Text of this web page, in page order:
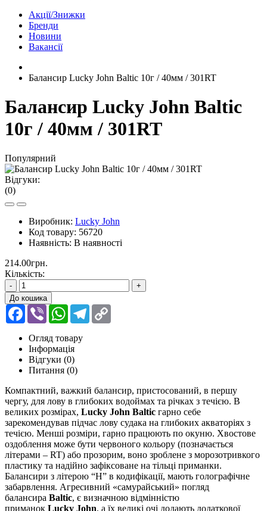
Акції/Знижки
Бренди
Новини
Вакансії
Балансир Lucky John Baltic 10г / 40мм / 301RT
Балансир Lucky John Baltic
10г / 40мм / 301RT
Популярний
Відгуки:
(0)
Виробник: Lucky John
Код товару: 56720
Наявність: В наявності
214.00грн.
Кількість:
-
+
До кошика
Facebook
Viber WhatsApp
Telegram
Огляд товару
Інформація
Відгуки (0)
Питання (0)
Компактний, важкий балансир, пристосований, в першу
чергу, для лову в глибоких водоймах та річках з течією. В
великих розмірах, Lucky John Baltic гарно себе
зарекомендував підчас лову судака на глибоких акваторіях з
течією. Менші розміри, гарно працюють по окуню. Хвостове
оздоблення може бути червоного кольору (позначається
літерами – RT) або прозорим, воно зроблене з морозотривкого
пластику та надійно зафіксоване на тільці приманки.
Балансири з літерою “H” в кодифікації, мають голографічне
забарвлення. Агресивний «самурайський» погляд
балансира Baltic, є визначною відмінністю
приманок Lucky John, а їх великі очі додають додаткової